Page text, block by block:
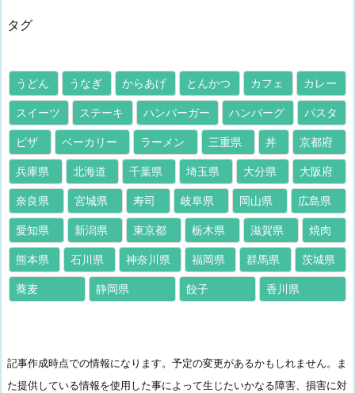
タグ
うどん うなぎ からあげ とんかつ カフェ カレー
スイーツ ステーキ ハンバーガー ハンバーグ パスタ
ピザ ベーカリー ラーメン 三重県 丼 京都府
兵庫県 北海道 千葉県 埼玉県 大分県 大阪府
奈良県 宮城県 寿司 岐阜県 岡山県 広島県
愛知県 新潟県 東京都 栃木県 滋賀県 焼肉
熊本県 石川県 神奈川県 福岡県 群馬県 茨城県
蕎麦 静岡県 餃子 香川県
記事作成時点での情報になります。予定の変更があるかもしれません。ま
た提供している情報を使用した事によって生じたいかなる障害、損害に対